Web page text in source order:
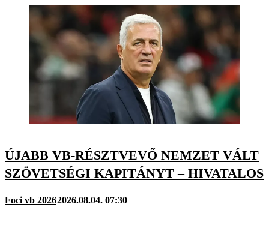
ÚJABB VB-RÉSZTVEVŐ NEMZET VÁLT
SZÖVETSÉGI KAPITÁNYT – HIVATALOS
Foci vb 20262026.08.04. 07:30